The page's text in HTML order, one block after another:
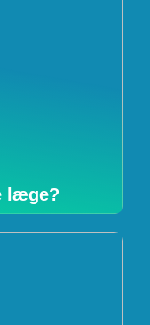
læge?